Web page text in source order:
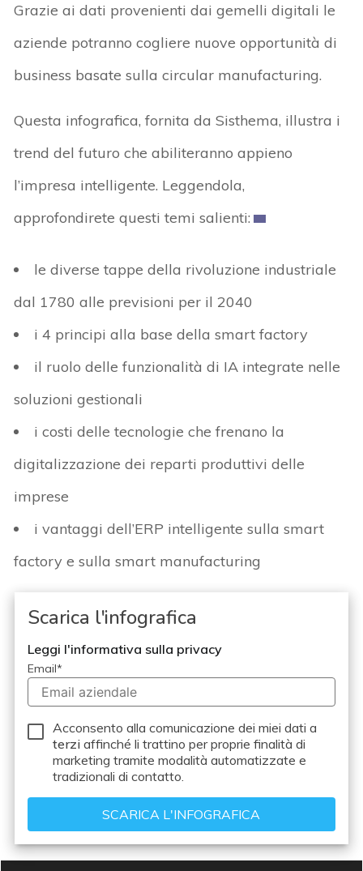
Grazie ai dati provenienti dai gemelli digitali le
aziende potranno cogliere nuove opportunità di
business basate sulla circular manufacturing.
Questa infografica, fornita da Sisthema, illustra i
trend del futuro che abiliteranno appieno
l’impresa intelligente. Leggendola,
approfondirete questi temi salienti:
le diverse tappe della rivoluzione industriale
dal 1780 alle previsioni per il 2040
i 4 principi alla base della smart factory
il ruolo delle funzionalità di IA integrate nelle
soluzioni gestionali
i costi delle tecnologie che frenano la
digitalizzazione dei reparti produttivi delle
imprese
i vantaggi dell’ERP intelligente sulla smart
factory e sulla smart manufacturing
Scarica l'infografica
Leggi l'informativa sulla privacy
Email*
Acconsento alla comunicazione dei miei dati a
terzi affinché li trattino per proprie finalità di
marketing tramite modalità automatizzate e
tradizionali di contatto.